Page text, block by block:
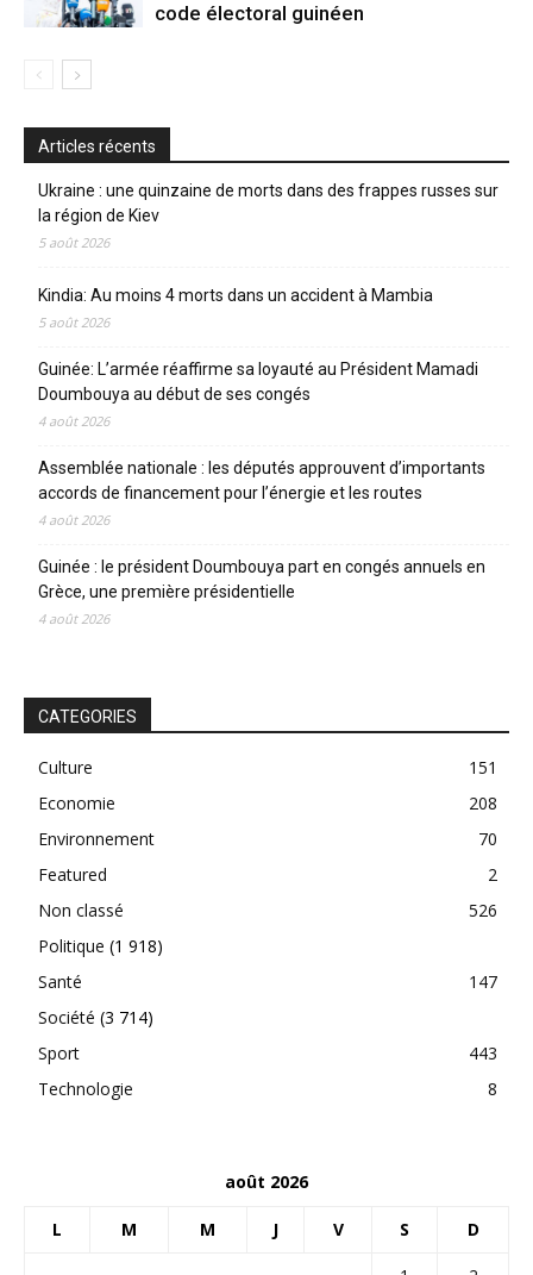
code électoral guinéen
Articles récents
Ukraine : une quinzaine de morts dans des frappes russes sur
la région de Kiev
5 août 2026
Kindia: Au moins 4 morts dans un accident à Mambia
5 août 2026
Guinée: L’armée réaffirme sa loyauté au Président Mamadi
Doumbouya au début de ses congés
4 août 2026
Assemblée nationale : les députés approuvent d’importants
accords de financement pour l’énergie et les routes
4 août 2026
Guinée : le président Doumbouya part en congés annuels en
Grèce, une première présidentielle
4 août 2026
CATEGORIES
Culture
151
Economie
208
Environnement
70
Featured
2
Non classé
526
Politique (1 918)
Santé
147
Société (3 714)
Sport
443
Technologie
8
août 2026
L M M J V S D